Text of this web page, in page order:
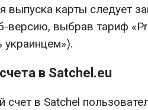
выпуска карты следует
версию, выбрав тариф
украинцем»).
в Satchel.eu
счет в Satchel